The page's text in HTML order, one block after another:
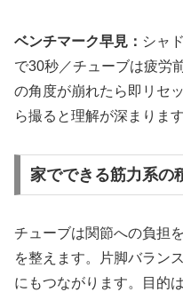
ベンチマーク早見： シャ
で30秒／チューブは疲労
の角度が崩れたら即リセ
ら撮ると理解が深まります
家でできる筋力系の
チューブは関節への負担
を整えます。片脚バラン
にもつながります。目的